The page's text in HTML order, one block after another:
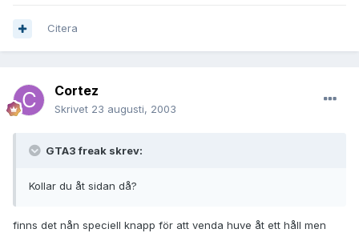
Citera
Cortez
Skrivet 23 augusti, 2003
GTA3 freak skrev:
Kollar du åt sidan då?
finns det nån speciell knapp för att venda huve åt ett håll men